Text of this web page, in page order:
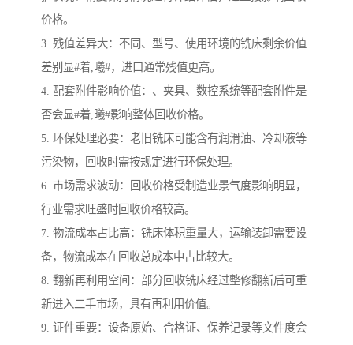
价格。
3. 残值差异大：不同、型号、使用环境的铣床剩余价值
差别显#着,曦#，进口通常残值更高。
4. 配套附件影响价值：、夹具、数控系统等配套附件是
否会显#着,曦#影响整体回收价格。
5. 环保处理必要：老旧铣床可能含有润滑油、冷却液等
污染物，回收时需按规定进行环保处理。
6. 市场需求波动：回收价格受制造业景气度影响明显，
行业需求旺盛时回收价格较高。
7. 物流成本占比高：铣床体积重量大，运输装卸需要设
备，物流成本在回收总成本中占比较大。
8. 翻新再利用空间：部分回收铣床经过整修翻新后可重
新进入二手市场，具有再利用价值。
9. 证件重要：设备原始、合格证、保养记录等文件度会